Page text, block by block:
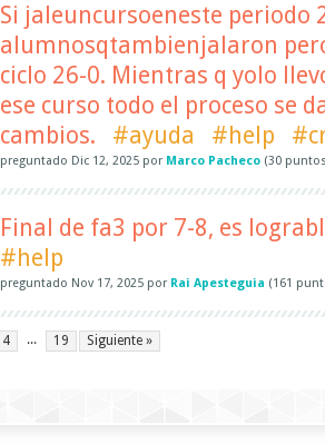
Si jaleuncursoeneste periodo
alumnosqtambienjalaron
ciclo 26-0. Mientras q yolo
ese curso todo el proceso se
cambios.
#ayuda #help
preguntado Dic 12, 2025 por Marco Pacheco (30
Final de fa3 por 7-8, es
#help
preguntado Nov 17, 2025 por Rai Apesteguia (161
4 ... 19 Siguiente »